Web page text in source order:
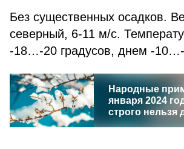
Без существенных осадков.
северный, 6-11 м/с.
-18…-20 градусов, днем -10…-
Народные
января 2024
строго нельзя